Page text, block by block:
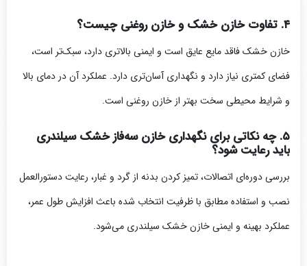
۴. تفاوت خازن خشک و خازن روغنی چیست؟
خازن خشک فاقد مایع عایق است و ایمنی بالاتری دارد، سبک‌تر است،
فضای کمتری نیاز دارد و نگهداری آسان‌تری دارد. عملکرد آن در دمای بالا
و شرایط محیطی سخت بهتر از خازن روغنی است.
۵. چه نکاتی برای نگهداری خازن سه‌فاز خشک سیلندری
باید رعایت شود؟
بررسی دوره‌ای اتصالات، تمیز کردن بدنه از گرد و غبار، رعایت دستورالعمل
نصب و استفاده مطابق با ظرفیت انتخاب شده باعث افزایش طول عمر،
عملکرد بهینه و ایمنی خازن خشک سیلندری می‌شود.